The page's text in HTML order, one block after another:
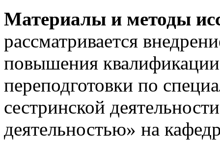
Материалы и методы
рассматривается
повышения
переподготовки по
сестринской
деятельностью» на